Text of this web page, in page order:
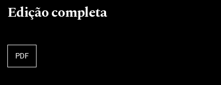
Edição completa
PDF